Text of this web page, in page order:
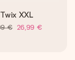
Twix XXL
€ 26,99 €